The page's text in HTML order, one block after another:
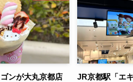
ンが大丸京都店
JR京都駅「エ